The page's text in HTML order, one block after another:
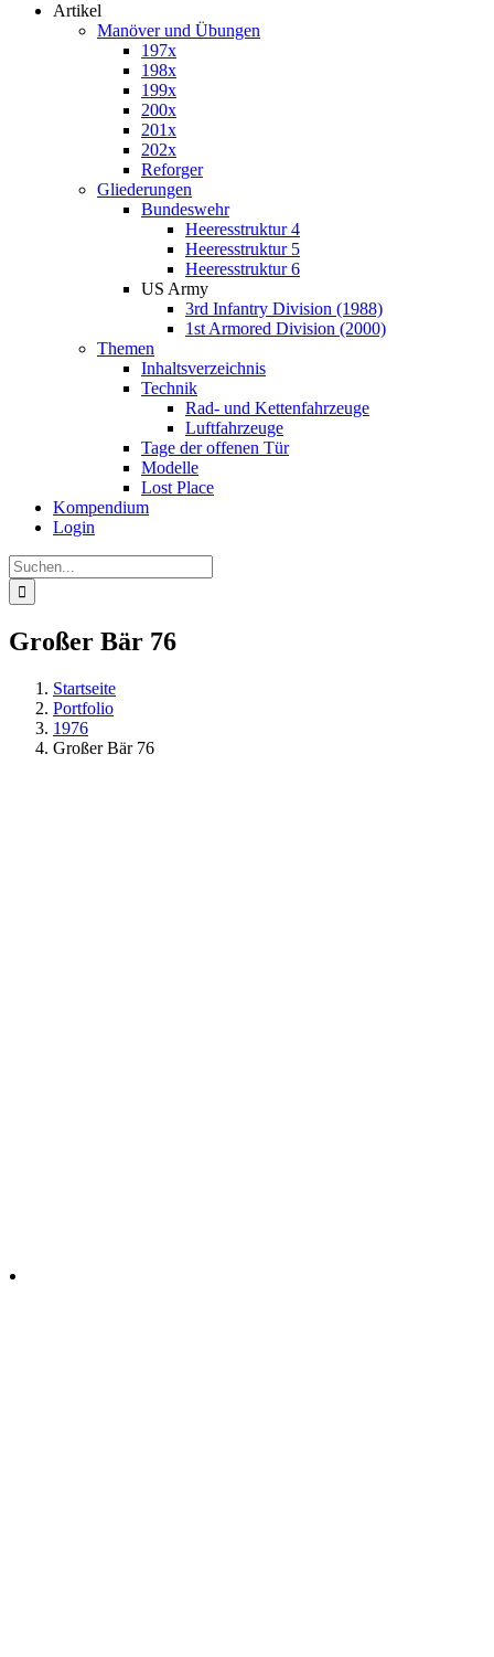
Artikel
Manöver und Übungen
197x
198x
199x
200x
201x
202x
Reforger
Gliederungen
Bundeswehr
Heeresstruktur 4
Heeresstruktur 5
Heeresstruktur 6
US Army
3rd Infantry Division (1988)
1st Armored Division (2000)
Themen
Inhaltsverzeichnis
Technik
Rad- und Kettenfahrzeuge
Luftfahrzeuge
Tage der offenen Tür
Modelle
Lost Place
Kompendium
Login
Suche
nach:
Großer Bär 76
Startseite
Portfolio
1976
Großer Bär 76